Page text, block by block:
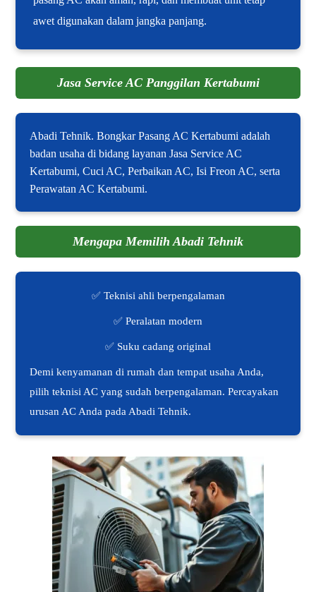
awet digunakan dalam jangka panjang.
Jasa Service AC Panggilan Kertabumi
Abadi Tehnik. Bongkar Pasang AC Kertabumi adalah
badan usaha di bidang layanan Jasa Service AC
Kertabumi, Cuci AC, Perbaikan AC, Isi Freon AC, serta
Perawatan AC Kertabumi.
Mengapa Memilih Abadi Tehnik
✅ Teknisi ahli berpengalaman
✅ Peralatan modern
✅ Suku cadang original
Demi kenyamanan di rumah dan tempat usaha Anda,
pilih teknisi AC yang sudah berpengalaman. Percayakan
urusan AC Anda pada Abadi Tehnik.